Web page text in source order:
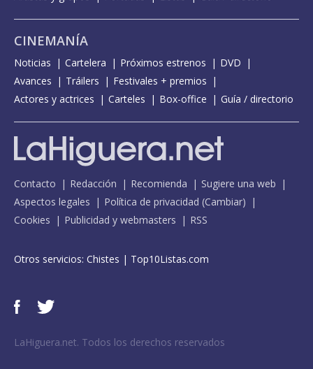
CINEMANÍA
Noticias Cartelera Próximos estrenos
DVD
Avances
Tráilers
Festivales + premios
Actores y actrices
Carteles Box-office Guía / directorio
Contacto Redacción Recomienda
Sugiere una web
Aspectos legales
Política de privacidad (Cambiar)
Cookies
Publicidad y webmasters RSS
Otros servicios: Chistes | Top10Listas.com
LaHiguera.net. Todos los derechos reservados